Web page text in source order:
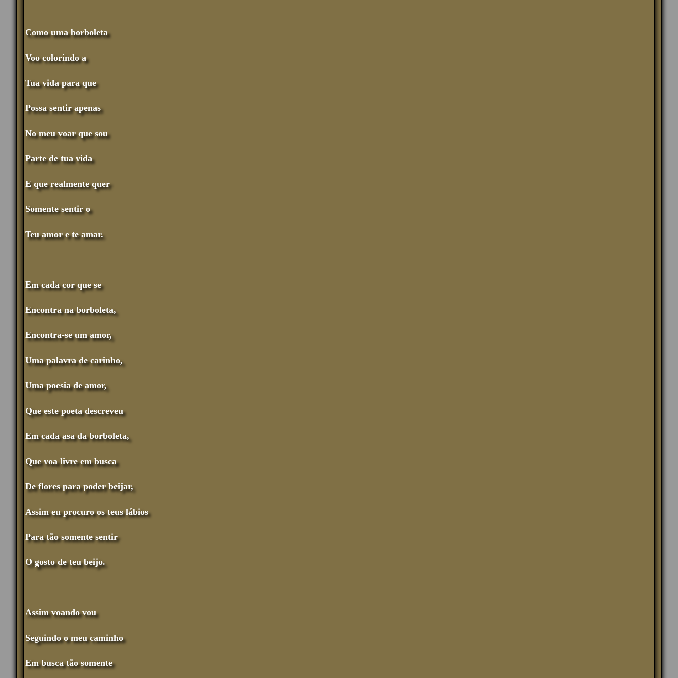
Como uma borboleta
Voo colorindo a
Tua vida para que
Possa sentir apenas
No meu voar que sou
Parte de tua vida
E que realmente quer
Somente sentir o
Teu amor e te amar.
Em cada cor que se
Encontra na borboleta,
Encontra-se um amor,
Uma palavra de carinho,
Uma poesia de amor,
Que este poeta descreveu
Em cada asa da borboleta,
Que voa livre em busca
De flores para poder beijar,
Assim eu procuro os teus lábios
Para tão somente sentir
O gosto de teu beijo.
Assim voando vou
Seguindo o meu caminho
Em busca tão somente